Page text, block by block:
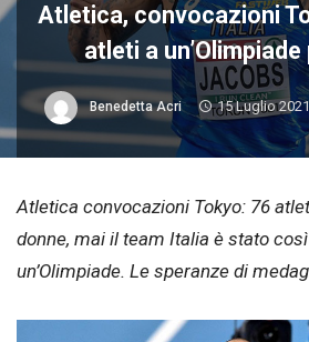
Atletica, convocazioni
atleti a un’Olimpiade
Benedetta Acri 15 Luglio 2021
Atletica convocazioni Tokyo: 76
donne, mai il team Italia è stato
un’Olimpiade. Le speranze di